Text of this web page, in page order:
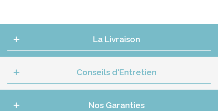
La Livraison
Conseils d'Entretien
Nos Garanties